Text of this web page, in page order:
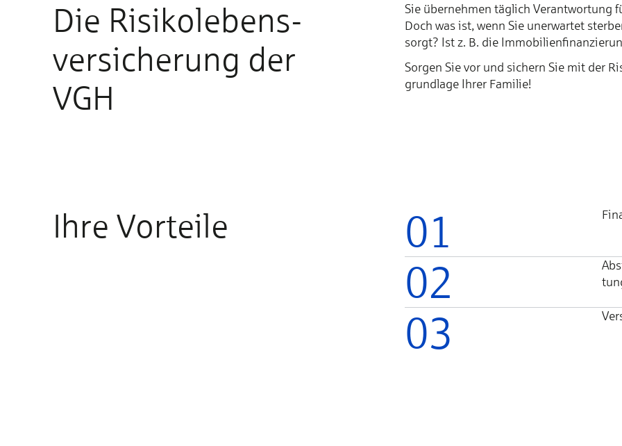
Die Risiko­lebens­
ver­sicherung der
VGH
Sie übernehmen täglich Ver­ant­wor­tung
Doch was ist, wenn Sie un­er­war­tet
sorgt? Ist z. B. die
Sor­gen Sie vor und si­chern Sie mit der
grund­la­ge Ih­rer Fa­mi­lie!
Ihre Vorteile 01
02
03